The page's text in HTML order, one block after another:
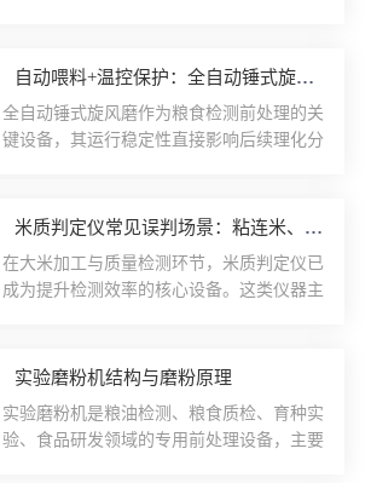
污染，建立规范的日常校准方法并正确使用
作。相关的校准工作可参照北京市地方计量
校准规范以及GB/T22460-2008《动植物油脂
实验台上，避开阳光直射，环境温度为二十
二摄氏度左右，相对湿度不超过百分之六
十，且室内无振...
自动喂料+温控保护：全自动锤式旋风磨的运维要点拆解
全自动锤式旋风磨作为粮食检测前处理的关
键设备，其运行稳定性直接影响后续理化分
备长效运行的核心环节，相关运维工作需围
统的维护重点在于保障物料输送的均匀性与
连贯性。喂料装置通常采用电磁振动或螺旋
后，应清理进料斗残留物，检查振动器弹簧
片是否存在疲劳变形，螺旋输送器的叶片间
隙是否因磨损增大。当处理不...
米质判定仪常见误判场景：粘连米、碎米、阴糯米的识别优化
在大米加工与质量检测环节，米质判定仪已
成为提升检测效率的核心设备。这类仪器主
实际运行中，部分特殊样本容易导致识别偏
性尤为值得关注。粘连米是影响整精米率计
算的主要因素之一。当大米含水率偏高或静
实验磨粉机结构与磨粉原理
实验磨粉机是粮油检测、粮食质检、育种实
验、食品研发领域的专用前处理设备，主要